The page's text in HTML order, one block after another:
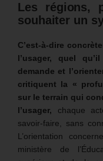
Les régions,
souhaiter un
C’est-à-dire
l’usager, quel
demande et
critiquent la «
sur le terrain qui
l’usager, chaque
savoir-faire, sans
L’orientation
ministère de